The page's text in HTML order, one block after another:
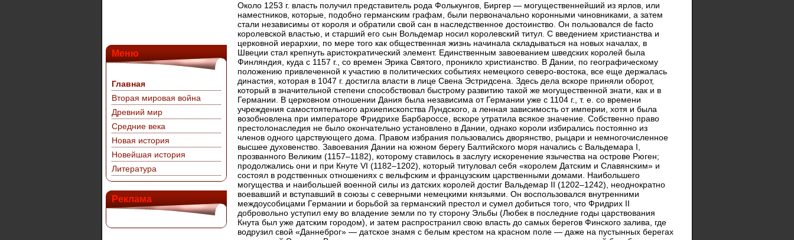
Меню
Главная
Вторая мировая война
Древний мир
Средние века
Новая история
Новейшая история
Литература
Реклама
Около 1253 г. власть получил представитель рода Фолькунгов, Биргер — могущественнейший из ярлов, или
наместников, которые, подобно германским графам, были первоначально коронными чиновниками, а затем
стали независимы от короля и обратили свой сан в наследственное достоинство. Он пользовался de facto
королевской властью, и старший его сын Вольдемар носил королевский титул. С введением христианства и
церковной иерархии, по мере того как общественная жизнь начинала складываться на новых началах, в
Швеции стал крепнуть аристократический элемент. Единственным завоеванием шведских королей была
Финляндия, куда с 1157 г., со времен Эрика Святого, проникло христианство. В Дании, по географическому
положению привлеченной к участию в политических событиях немецкого северо-востока, все еще держалась
династия, которая в 1047 г. достигла власти в лице Свена Эстридсена. Здесь дела вскоре приняли оборот,
который в значительной степени способствовал быстрому развитию такой же могущественной знати, как и в
Германии. В церковном отношении Дания была независима от Германии уже с 1104 г., т. е. со времени
учреждения самостоятельного архиепископства Лундского, а ленная зависимость от империи, хотя и была
возобновлена при императоре Фридрихе Барбароссе, вскоре утратила всякое значение. Собственно право
престолонаследия не было окончательно установлено в Дании, однако короли избирались постоянно из
членов одного царствующего дома. Правом избрания пользовались дворянство, рыцари и немногочисленное
высшее духовенство. Завоевания Дании на южном берегу Балтийского моря начались с Вальдемара I,
прозванного Великим (1157–1182), которому ставилось в заслугу искоренение язычества на острове Рюген;
продолжались они и при Кнуте VI (1182–1202), который титуловал себя «королем Датским и Славянским» и
состоял в родственных отношениях с вельфским и французским царственными домами. Наибольшего
могущества и наибольшей военной силы из датских королей достиг Вальдемар II (1202–1242), неоднократно
воевавший и вступавший в союзы с северными немецкими князьями. Он воспользовался внутренними
междоусобицами Германии и борьбой за германский престол и сумел добиться того, что Фридрих II
добровольно уступил ему во владение земли по ту сторону Эльбы (Любек в последние годы царствования
Кнута был уже датским городом), и затем распространил свою власть до самых берегов Финского залива, где
водрузил свой «Даннеброг» — датское знамя с белым крестом на красном поле — даже на пустынных берегах